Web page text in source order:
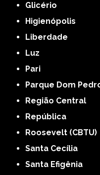
Glicério
Higienópolis
Liberdade
Luz
Pari
Parque Dom
Região Central
República
Roosevelt (CBTU)
Santa Cecília
Santa Efigênia